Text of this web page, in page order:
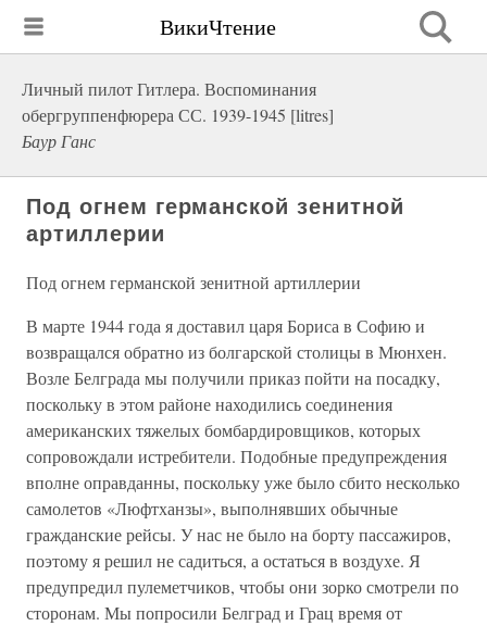
ВикиЧтение
Личный пилот Гитлера. Воспоминания
обергруппенфюрера СС. 1939-1945 [litres]
Баур Ганс
Под огнем германской зенитной
артиллерии
Под огнем германской зенитной артиллерии
В марте 1944 года я доставил царя Бориса в Софию и
возвращался обратно из болгарской столицы в Мюнхен.
Возле Белграда мы получили приказ пойти на посадку,
поскольку в этом районе находились соединения
американских тяжелых бомбардировщиков, которых
сопровождали истребители. Подобные предупреждения
вполне оправданны, поскольку уже было сбито несколько
самолетов «Люфтханзы», выполнявших обычные
гражданские рейсы. У нас не было на борту пассажиров,
поэтому я решил не садиться, а остаться в воздухе. Я
предупредил пулеметчиков, чтобы они зорко смотрели по
сторонам. Мы попросили Белград и Грац время от